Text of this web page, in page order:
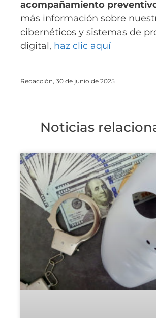
acompañamiento
más información sobre
cibernéticos y sistemas de
digital, haz clic aquí
Redacción, 30 de junio de 2025
Noticias